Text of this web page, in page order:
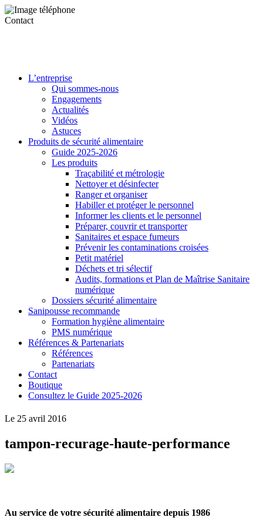
Contact
L’entreprise
Qui sommes-nous
Engagements
Actualités
Vidéos
Astuces
Produits de sécurité alimentaire
Guide 2025-2026
Les produits
Traçabilité et métrologie
Nettoyer et désinfecter
Ranger et organiser
Habiller et protéger le personnel
Informer les clients et le personnel
Préparer, couvrir et transporter
Sanitaires et espace fumeurs
Prévenir les contaminations croisées
Petit matériel
Déchets et tri sélectif
Audits, formations et Plan de Maîtrise Sanitaire
numérique
Dossiers sécurité alimentaire
Sanipousse recommande
Formation hygiène alimentaire
PMS numérique
Références & Partenariats
Références
Partenariats
Contact
Boutique
Consultez le Guide 2025-2026
Le 25 avril 2016
tampon-recurage-haute-performance
Au service de votre sécurité alimentaire depuis 1986